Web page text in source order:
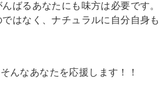
ばるあなたにも味方は必要です。
はなく、ナチュラルに自分自身
んなあなたを応援します！！